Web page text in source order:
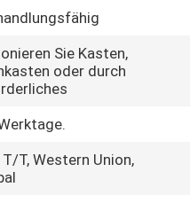
Sie Kasten,
oder durch
T/T, Western Union,